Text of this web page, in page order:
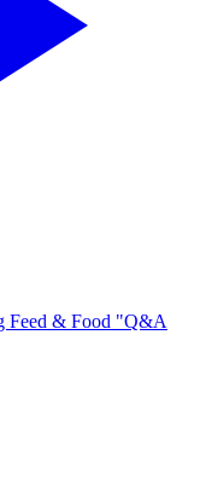
Feed & Food "Q&A